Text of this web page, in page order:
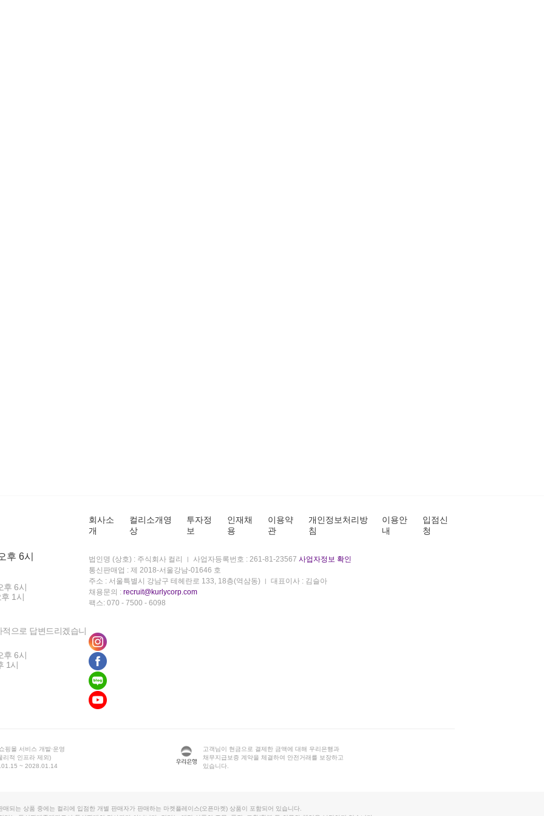
후 6시
후 6시
1시
으로 답변드리겠습니
후 6시
1시
회사소
개
컬리소개영
상
투자정
보
인재채
용
이용약
관
개인정보처리방
침
이용안
내
입점신
청
법인명 (상호) : 주식회사 컬리 사업자등록번호 : 261-81-23567 사업자정보 확인
통신판매업 : 제 2018-서울강남-01646 호
주소 : 서울특별시 강남구 테헤란로 133, 18층(역삼동)
대표이사 : 김슬아
채용문의 : recruit@kurlycorp.com
팩스: 070 - 7500 - 6098
핑몰 서비스 개발·운영
리적 인프라 제외)
~ 2028.01.14
고객님이 현금으로 결제한 금액에 대해 우리은행과
채무지급보증 계약을 체결하여 안전거래를 보장하고
있습니다.
매되는 상품 중에는 컬리에 입점한 개별 판매자가 판매하는 마켓플레이스(오픈마켓) 상품이 포함되어 있습니다.